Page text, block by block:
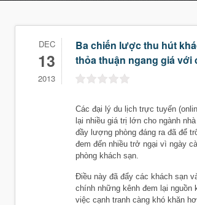
DEC
13
2013
Ba chiến lược thu hút
thỏa thuận ngang giá với
Các đại lý du lịch trực tuyến
lại nhiều giá trị lớn cho ngành
đầy lượng phòng đáng ra đã để
đem đến nhiều trở ngại vì ngày
phòng khách sạn.
Điều này đã đẩy các khách sạn
chính những kênh đem lại nguồn
việc cạnh tranh càng khó khăn